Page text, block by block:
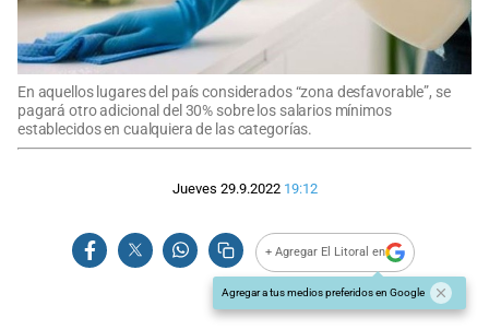
En aquellos lugares del país considerados “zona desfavorable”, se
pagará otro adicional del 30% sobre los salarios mínimos
establecidos en cualquiera de las categorías.
Jueves 29.9.2022 19:12
+ Agregar El Litoral en
Agregar a tus medios preferidos en Google